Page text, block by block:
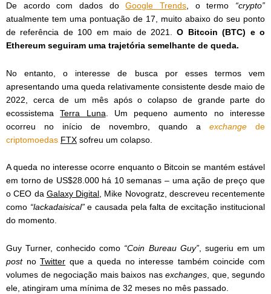
De acordo com dados doGoogle Trends , o termo “crypto”
atualmente tem uma pontuação de 17, muito abaixo do seu ponto
de referência de 100 em maio de 2021.O Bitcoin (BTC) e o
Ethereum seguiram uma trajetória semelhante de queda.
No entanto, o interesse de busca por esses termos vem
apresentando uma queda relativamente consistente desde maio de
2022, cerca de um mês após o colapso de grande parte do
ecossistemaTerra Luna . Um pequeno aumento no interesse
ocorreu no início de novembro, quando a exchange de
criptomoedas FTX sofreu um colapso.
A queda no interesse ocorre enquanto o Bitcoin se mantém estável
em torno de US$28.000 há 10 semanas – uma ação de preço que
o CEO da Galaxy Digital , Mike Novogratz, descreveu recentemente
como “lackadaisical”e causada pela falta de excitação institucional
do momento.
Guy Turner, conhecido como “Coin Bureau Guy”, sugeriu em um
postnoTwitter que a queda no interesse também coincide com
volumes de negociação mais baixos nas exchanges, que, segundo
ele, atingiram uma mínima de 32 meses no mês passado.